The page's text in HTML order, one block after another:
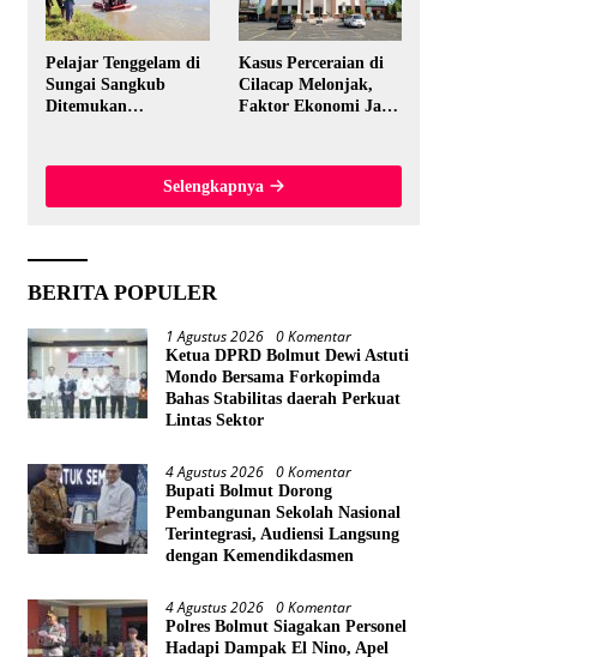
Pelajar Tenggelam di
Sungai Sangkub
Ditemukan
Meter dari Lokasi
Kasus Perceraian di
Cilacap Melonjak,
Faktor Ekonomi Jadi
Selengkapnya
BERITA POPULER
1 Agustus 2026 0 Komentar
Ketua DPRD Bolmut Dewi Astuti
Mondo Bersama Forkopimda
Bahas Stabilitas daerah Perkuat
Lintas Sektor
4 Agustus 2026 0 Komentar
Bupati Bolmut Dorong
Pembangunan Sekolah Nasional
Terintegrasi, Audiensi Langsung
dengan Kemendikdasmen
4 Agustus 2026 0 Komentar
Polres Bolmut Siagakan Personel
Hadapi Dampak El Nino, Apel